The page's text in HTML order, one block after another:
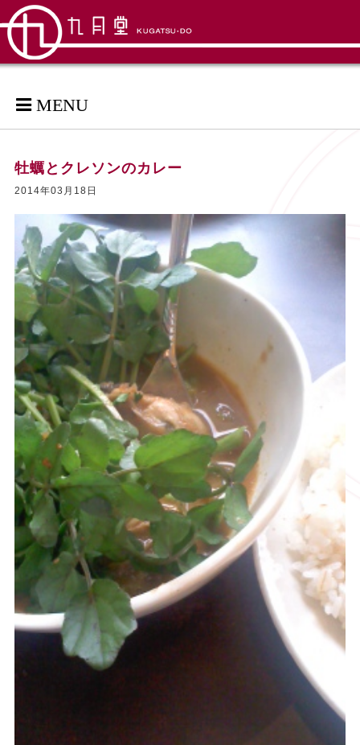
MENU
牡蠣とクレソンのカレー
2014年03月18日